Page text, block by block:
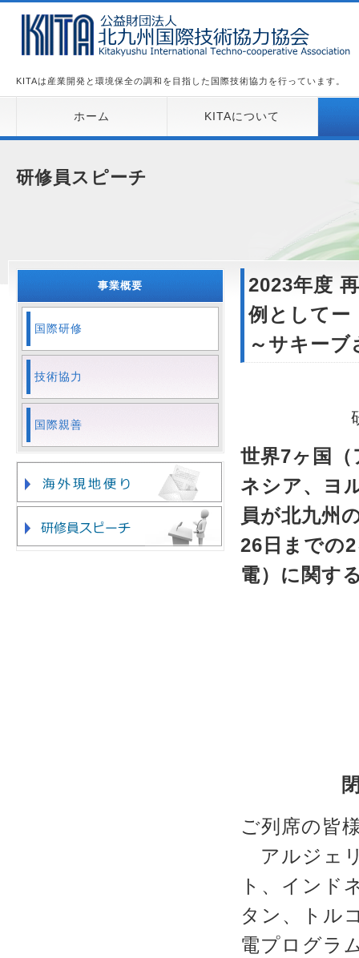
KITAは産業開発と環境保全の調和を目指した国際技術協力を行っています。
ホーム KITAについて
研修員スピーチ
2023年度
例としてー
～サキーブ
世界7ヶ国
ネシア、ヨ
員が北九州
26日までの
電）に関す
ご列席の皆
アルジェ
ト、インド
タン、トル
電プログラ
事業概要
国際研修
技術協力
国際親善